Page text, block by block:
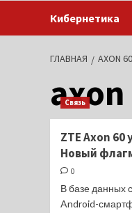
Кибернетика
ГЛАВНАЯ AXON 60
axon
Связь
ZTE Axon 60
Новый
0
В базе данных
Android-